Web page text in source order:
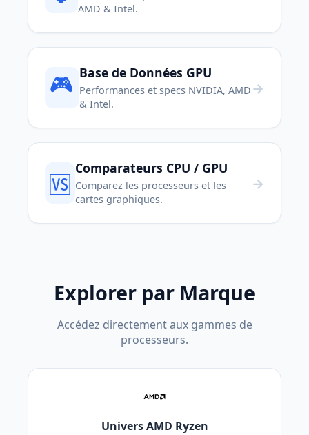
AMD & Intel.
🎮 Base de Données GPU
Performances et specs NVIDIA, AMD
& Intel.
→
🆚
Comparateurs CPU / GPU
Comparez les processeurs et les
cartes graphiques.
→
Explorer par Marque
Accédez directement aux gammes de
processeurs.
Univers AMD Ryzen